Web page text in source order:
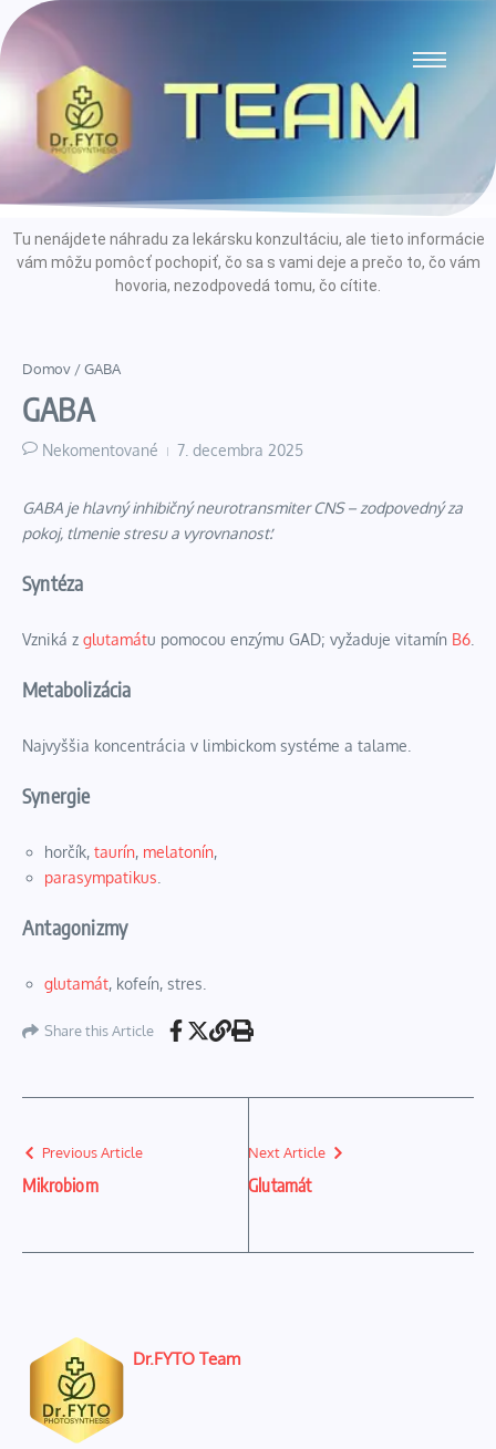
Tu nenájdete náhradu za lekársku konzultáciu, ale tieto informácie
vám môžu pomôcť pochopiť, čo sa s vami deje a prečo to, čo vám
hovoria, nezodpovedá tomu, čo cítite.
Domov /GABA
GABA
Nekomentované 7. decembra 2025
GABA je hlavný inhibičný neurotransmiter CNS – zodpovedný za
pokoj, tlmenie stresu a vyrovnanosť.
Syntéza
Vzniká z glutamátu pomocou enzýmu GAD; vyžaduje vitamín B6
Metabolizácia
Najvyššia koncentrácia v limbickom systéme a talame.
Synergie
horčík, taurín, melatonín,
parasympatikus
Antagonizmy
glutamát, kofeín, stres.
Share this Article
Previous Article
Mikrobiom
Next Article
Glutamát
Dr.FYTO Team